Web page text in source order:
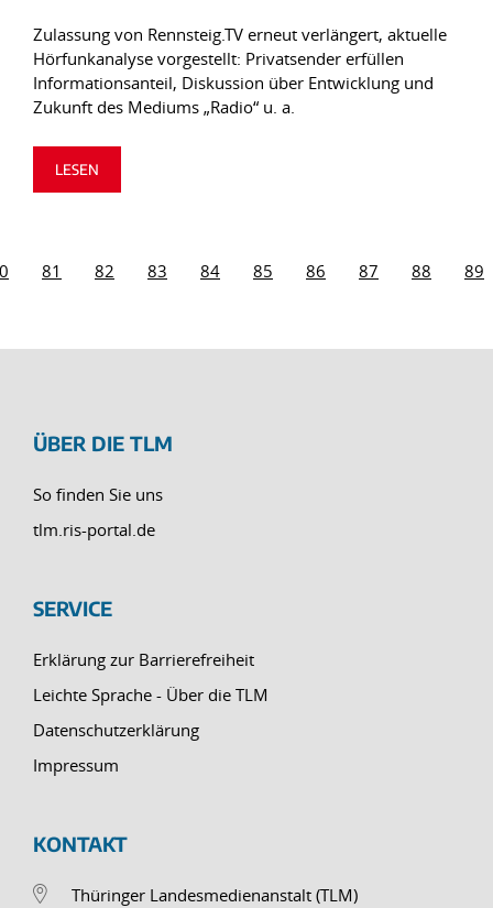
Zulassung von Rennsteig.TV erneut verlängert, aktuelle
Hörfunkanalyse vorgestellt: Privatsender erfüllen
Informationsanteil, Diskussion über Entwicklung und
Zukunft des Mediums „Radio“ u. a.
LESEN
81 82 83 84 85 86 87 88 89
ÜBER DIE TLM
So finden Sie uns
tlm.ris-portal.de
SERVICE
Erklärung zur Barrierefreiheit
Leichte Sprache - Über die TLM
Datenschutzerklärung
Impressum
KONTAKT
Thüringer Landesmedienanstalt (TLM)